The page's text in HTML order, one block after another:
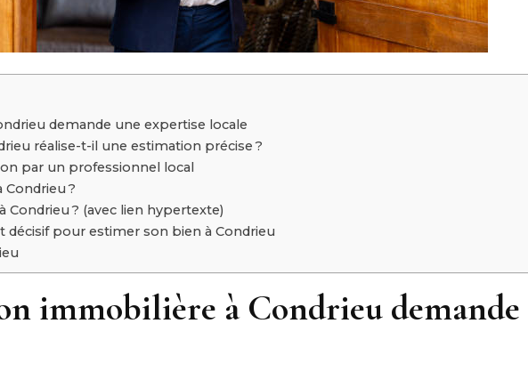
demande une expertise locale
réalise-t-il une estimation précise ?
par un professionnel local
?
? (avec lien hypertexte)
décisif pour estimer son bien à Condrieu
immobilière à Condrieu demande